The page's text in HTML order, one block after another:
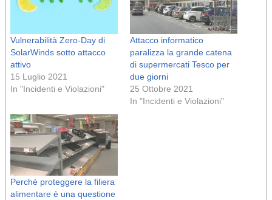
Vulnerabilità Zero-Day di
SolarWinds sotto attacco
attivo
15 Luglio 2021
In "Incidenti e Violazioni"
Attacco informatico
paralizza la grande catena
di supermercati Tesco per
due giorni
25 Ottobre 2021
In "Incidenti e Violazioni"
Perché proteggere la filiera
alimentare è una questione